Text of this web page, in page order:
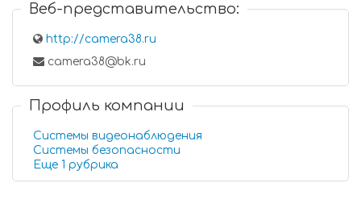
Веб-представительство:
http://camera38.ru
camera38@bk.ru
Профиль компании
Системы видеонаблюдения
Системы безопасности
Еще 1 рубрика